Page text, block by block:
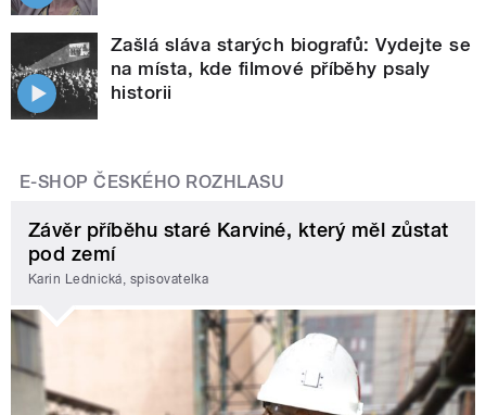
Zašlá sláva starých biografů: Vydejte se
na místa, kde filmové příběhy psaly
historii
E-SHOP ČESKÉHO ROZHLASU
Závěr příběhu staré Karviné, který měl zůstat
pod zemí
Karin Lednická, spisovatelka